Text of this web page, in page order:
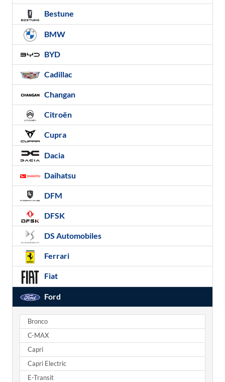
Bestune
BMW
BYD
Cadillac
Changan
Citroën
Cupra
Dacia
Daihatsu
DFM
DFSK
DS Automobiles
Ferrari
Fiat
Ford
Bronco
C-MAX
Capri
Capri Electric
E-Transit